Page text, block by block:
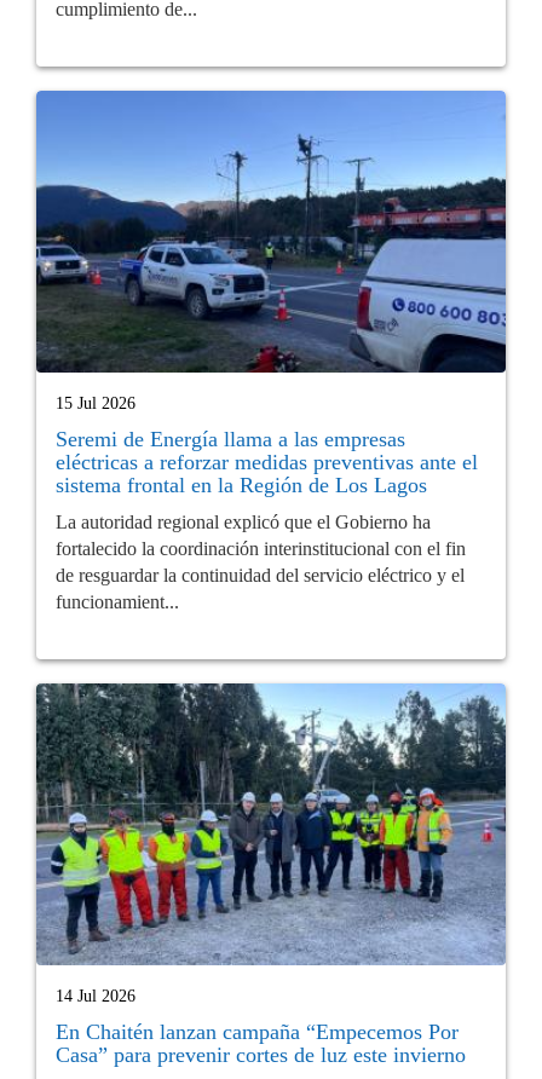
cumplimiento de...
15 Jul 2026
Seremi de Energía llama a las empresas
eléctricas a reforzar medidas preventivas ante el
sistema frontal en la Región de Los Lagos
La autoridad regional explicó que el Gobierno ha
fortalecido la coordinación interinstitucional con el fin
de resguardar la continuidad del servicio eléctrico y el
funcionamient...
14 Jul 2026
En Chaitén lanzan campaña “Empecemos Por
Casa” para prevenir cortes de luz este invierno